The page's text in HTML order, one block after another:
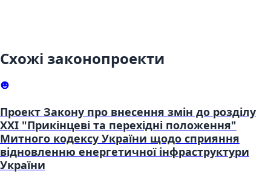
Схожі законопроекти
Проект Закону про внесення змін до розділу
XXI "Прикінцеві та перехідні положення"
Митного кодексу України щодо сприяння
відновленню енергетичної інфраструктури
України